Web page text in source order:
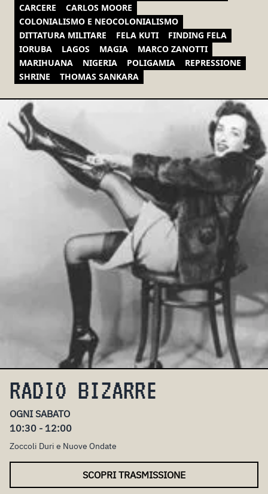
CARCERE
CARLOS MOORE
COLONIALISMO E NEOCOLONIALISMO
DITTATURA MILITARE
FELA KUTI
FINDING FELA
IORUBA
LAGOS MAGIA
MARCO ZANOTTI
MARIHUANA
NIGERIA POLIGAMIA
REPRESSIONE
SHRINE
THOMAS SANKARA
RADIO BIZARRE
OGNI SABATO
10:30 - 12:00
Zoccoli Duri e Nuove Ondate
SCOPRI TRASMISSIONE